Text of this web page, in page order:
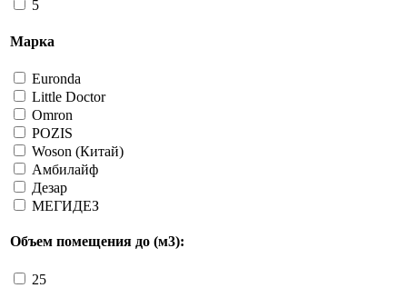
5
Марка
Euronda
Little Doctor
Omron
POZIS
Woson (Китай)
Амбилайф
Дезар
МЕГИДЕЗ
Объем помещения до (м3):
25